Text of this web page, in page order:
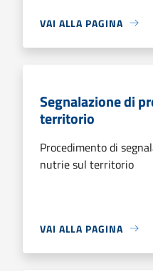
VAI ALLA PAGINA
Segnalazione di
territorio
Procedimento di
nutrie sul territorio
VAI ALLA PAGINA